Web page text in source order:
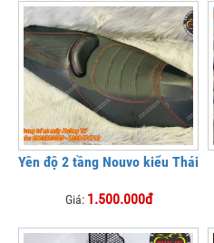
Yên độ 2 tầng Nouvo kiểu Thái
Giá: 1.500.000đ